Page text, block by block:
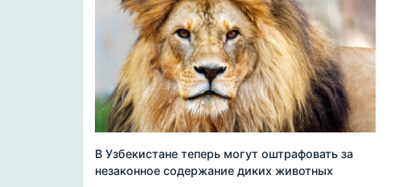
В Узбекистане теперь могут оштрафовать за
незаконное содержание диких животных